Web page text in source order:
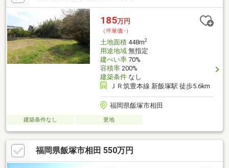
185万円
（坪単価:-）
土地面積448m2
用途地域無指定
建ぺい率70%
容積率200%
建築条件なし
ＪＲ筑豊本線 新飯塚駅 徒歩5.6km
福岡県飯塚市相田
建築条件なし 更地
福岡県飯塚市相田 550万円